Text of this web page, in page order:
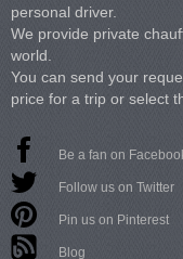
personal driver.
We provide private
world.
You can send your
price for a trip or select
Be a fan on
Follow us on Twitter
Pin us on Pinterest
Blog